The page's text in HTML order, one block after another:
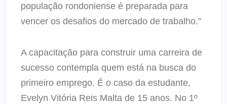
população rondoniense é preparada para
vencer os desafios do mercado de trabalho.”
A capacitação para construir uma carreira de
sucesso contempla quem está na busca do
primeiro emprego. É o caso da estudante,
Evelyn Vitória Reis Malta de 15 anos. No 1º